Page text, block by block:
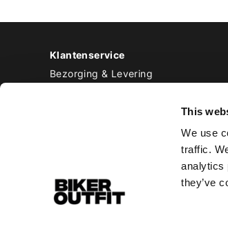
This
We use
traffic.
analytics
they’ve
Klantenservice
Bezorging & Levering
Privacy Policy